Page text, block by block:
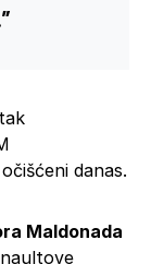
danas.
Maldonada